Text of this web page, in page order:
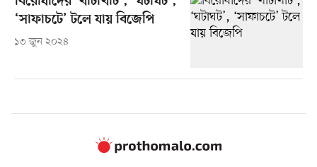
‘সাফাচটে’ টলে যায় বিজেপি
১৩ জুন ২০২৪